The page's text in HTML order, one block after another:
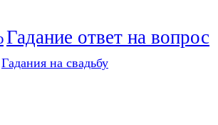
Гадание ответ на вопрос
Гадания на свадьбу